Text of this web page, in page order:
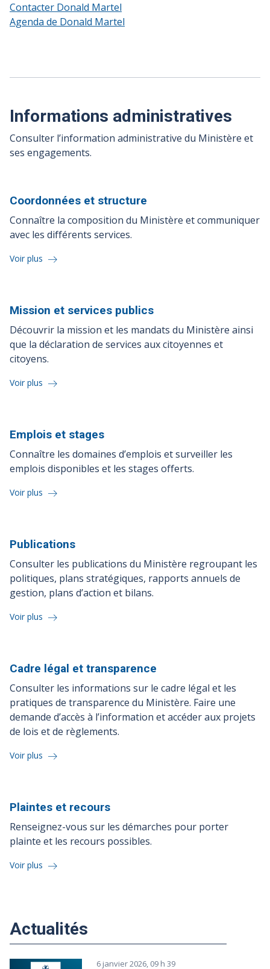
Contacter Donald Martel
Agenda de Donald Martel
Informations administratives
Consulter l’information administrative du Ministère et
ses engagements.
Coordonnées et structure
Connaître la composition du Ministère et communiquer
avec les différents services.
Voir plus
Mission et services publics
Découvrir la mission et les mandats du Ministère ainsi
que la déclaration de services aux citoyennes et
citoyens.
Voir plus
Emplois et stages
Connaître les domaines d’emplois et surveiller les
emplois disponibles et les stages offerts.
Voir plus
Publications
Consulter les publications du Ministère regroupant les
politiques, plans stratégiques, rapports annuels de
gestion, plans d’action et bilans.
Voir plus
Cadre légal et transparence
Consulter les informations sur le cadre légal et les
pratiques de transparence du Ministère. Faire une
demande d’accès à l’information et accéder aux projets
de lois et de règlements.
Voir plus
Plaintes et recours
Renseignez-vous sur les démarches pour porter
plainte et les recours possibles.
Voir plus
Actualités
6 janvier 2026, 09 h 39